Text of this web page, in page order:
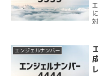
エンジェルナンバー